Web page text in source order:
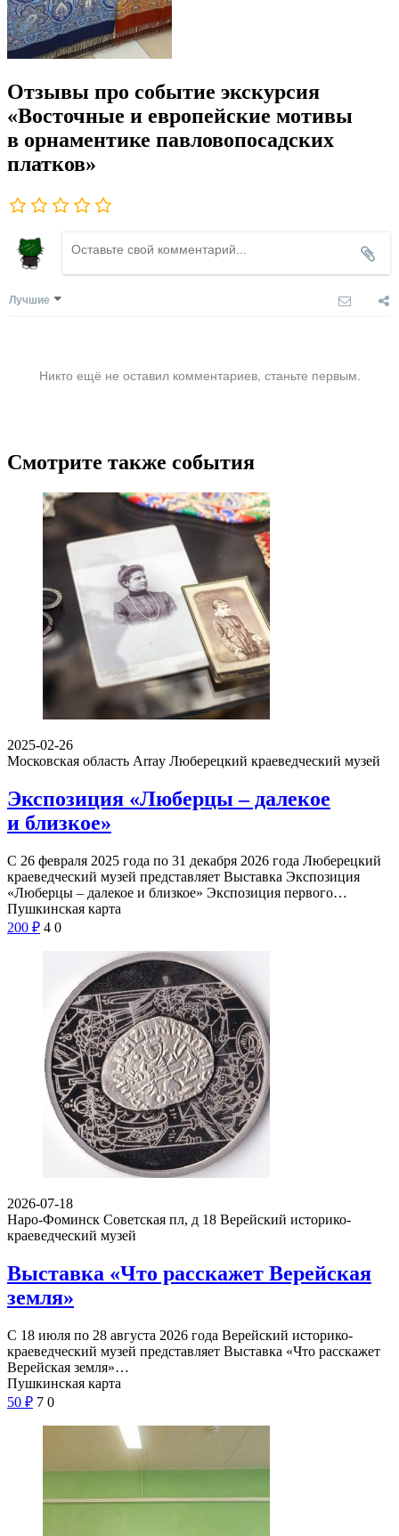
Отзывы про событие экскурсия
«Восточные и европейские мотивы
в орнаментике павловопосадских
платков»
Лучшие
Никто ещё не оставил комментариев, станьте первым.
Смотрите также события
2025-02-26
Московская область Array Люберецкий краеведческий музей
Экспозиция «Люберцы – далекое
и близкое»
С 26 февраля 2025 года по 31 декабря 2026 года Люберецкий
краеведческий музей представляет Выставка Экспозиция
«Люберцы – далекое и близкое» Экспозиция первого…
Пушкинская карта
200 ₽ 4 0
2026-07-18
Наро-Фоминск Советская пл, д 18 Верейский историко-
краеведческий музей
Выставка «Что расскажет Верейская
земля»
С 18 июля по 28 августа 2026 года Верейский историко-
краеведческий музей представляет Выставка «Что расскажет
Верейская земля»…
Пушкинская карта
50 ₽ 7 0